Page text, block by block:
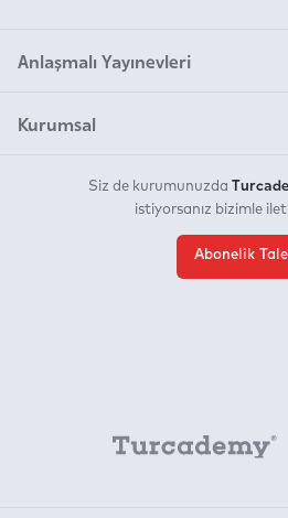
Anlaşmalı Yayınevleri
Kurumsal
Siz de kurumunuzda
istiyorsanız bizimle
Abonelik